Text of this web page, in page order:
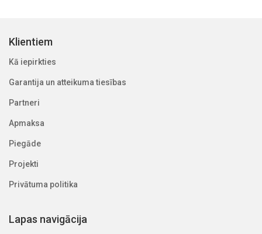
Klientiem
Kā iepirkties
Garantija un atteikuma tiesības
Partneri
Apmaksa
Piegāde
Projekti
Privātuma politika
Lapas navigācija